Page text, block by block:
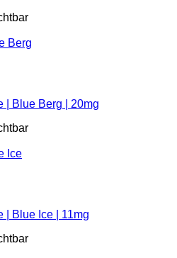
| Blue Berg | 20mg
| Blue Ice | 11mg